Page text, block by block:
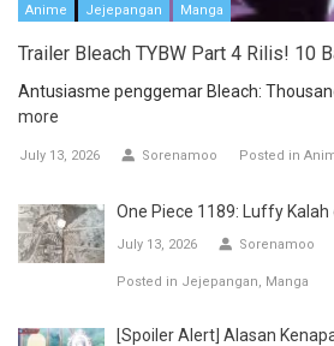
Anime Jejepangan Manga
Trailer Bleach TYBW Part 4 Rilis! 10
Antusiasme penggemar Bleach:
more
July 13, 2026 Sorenamoo Posted in
One Piece 1189: Luffy Kalah
July 13, 2026 Sorenamoo
Posted in Jejepangan Manga
[Spoiler Alert] Alasan